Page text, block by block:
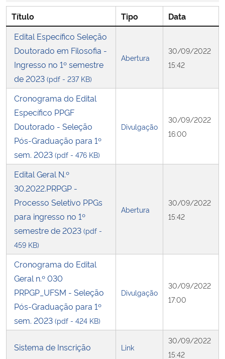
Secretaria de Governo
Gabinete de Segurança Institucional
Advocacia-Geral da União
Banco Central do Brasil
Planalto
Título Tipo
Data
Edital Específico Seleção
Doutorado em Filosofia -
Ingresso no 1º semestre
de 2023 (pdf - 237 KB)
Abertura
30/09/2022
15:42
Cronograma do Edital
Específico PPGF
Doutorado - Seleção
Pós-Graduação para 1º
sem. 2023 (pdf - 476 KB)
Divulgação
30/09/2022
16:00
Edital Geral N.º
30.2022.PRPGP -
Processo Seletivo PPGs
para ingresso no 1º
semestre de 2023 (pdf -
459 KB)
Abertura
30/09/2022
15:42
Cronograma do Edital
Geral n.º 030
PRPGP_UFSM - Seleção
Pós-Graduação para 1º
sem. 2023 (pdf - 424 KB)
Divulgação
30/09/2022
17:00
Sistema de Inscrição Link
30/09/2022
15:42